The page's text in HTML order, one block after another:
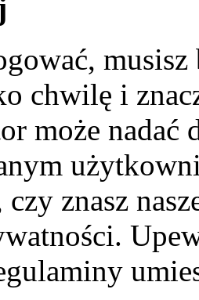
chwilę i
może nadać
znasz